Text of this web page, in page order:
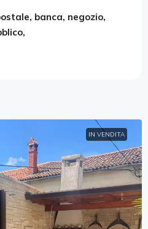
banca, negozio,
IN VENDITA